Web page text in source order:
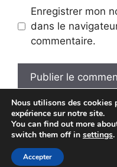
Enregistrer mon
dans le
commentaire.
A
l
t
e
r
Nous utilisons des
expérience sur notre site.
You can find out more
switch them off in settings.
Accepter